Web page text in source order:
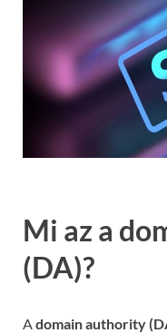
Mi az a
(DA)?
A domain authority